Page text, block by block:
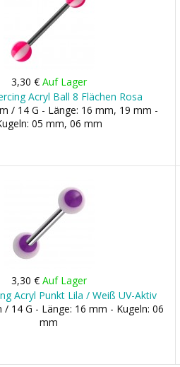
3,30 € Auf Lager
Acryl Ball 8 Flächen Rosa
/ 14 G - Länge: 16 mm, 19 mm -
05 mm, 06 mm
3,30 € Auf Lager
Acryl Punkt Lila / Weiß UV-Aktiv
/ 14 G - Länge: 16 mm - Kugeln: 06
mm